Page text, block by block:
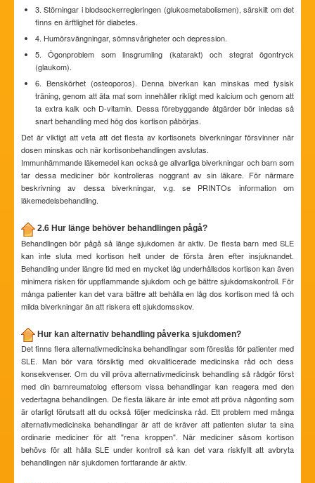
3. Störningar i blodsockerregleringen (glukosmetabolismen), särskilt om det
finns en ärftlighet för diabetes.
4. Humörsvängningar, sömnsvårigheter och depression.
5. Ögonproblem som linsgrumling (katarakt) och stegrat ögontryck
(glaukom).
6. Benskörhet (osteoporos). Denna biverkan kan minskas med fysisk
träning, genom att äta mat som innehåller rikligt med kalcium och genom att
ta extra kalk och D-vitamin. Dessa förebyggande åtgärder bör inledas så
snart behandling med hög dos kortison påbörjas.
Det är viktigt att veta att det flesta av kortisonets biverkningar försvinner när
dosen minskas och när kortisonbehandlingen avslutas.
Immunhämmande läkemedel kan också ge allvarliga biverkningar och barn som
tar dessa mediciner bör kontrolleras noggrant av sin läkare. För närmare
beskrivning av dessa biverkningar, v.g. se PRINTOs information om
läkemedelsbehandling.
2.6 Hur länge behöver behandlingen pågå?
Behandlingen bör pågå så länge sjukdomen är aktiv. De flesta barn med SLE
kan inte sluta med kortison helt under de första åren efter insjuknandet.
Behandling under längre tid med en mycket låg underhållsdos kortison kan även
minimera risken för uppflammande sjukdom och ge bättre sjukdomskontroll. För
många patienter kan det vara bättre att behålla en låg dos kortison med få och
milda biverkningar än att riskera ett sjukdomsskov.
Hur kan alternativ behandling påverka sjukdomen?
Det finns flera alternativmedicinska behandlingar som föreslås för patienter med
SLE. Man bör vara försiktig med okvalificerade medicinska råd och dess
konsekvenser. Om du vill pröva alternativmedicinsk behandling så rådgör först
med din barnreumatolog eftersom vissa behandlingar kan reagera med den
vedertagna behandlingen. De flesta läkare är inte emot att pröva någonting som
är ofarligt förutsatt att du också följer medicinska råd. Ett problem med många
alternativmedicinska behandlingar är att de kräver att patienten slutar ta sina
ordinarie mediciner för att "rena kroppen". När mediciner såsom kortison
behövs för att hålla SLE under kontroll så kan det vara riskfyllt att avbryta
behandlingen när sjukdomen fortfarande är aktiv.